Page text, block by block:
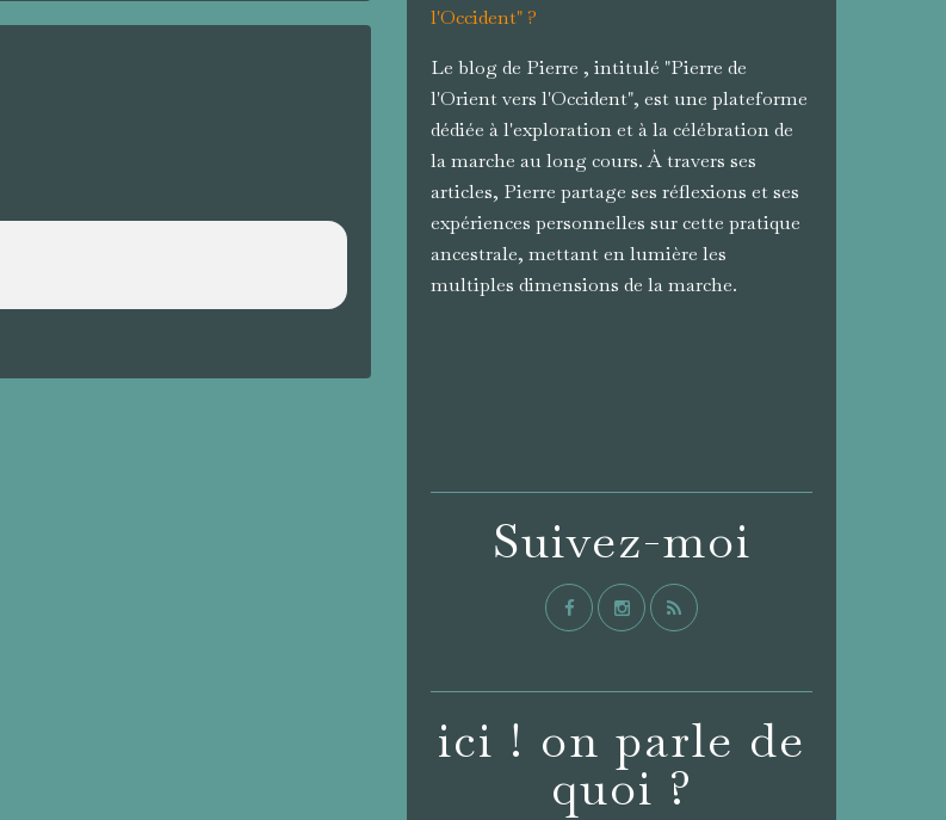
Suivez-moi
ici ! on parle de
quoi ?
l'Occident" ?
Le blog de Pierre , intitulé "Pierre de
l'Orient vers l'Occident", est une plateforme
dédiée à l'exploration et à la célébration de
la marche au long cours. À travers ses
articles, Pierre partage ses réflexions et ses
expériences personnelles sur cette pratique
ancestrale, mettant en lumière les
multiples dimensions de la marche.